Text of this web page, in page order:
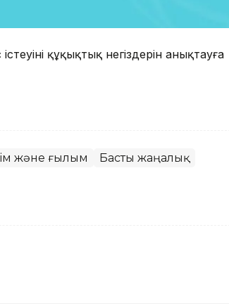
құқықтық негіздерін анықтауға
және ғылым Басты жаңалық